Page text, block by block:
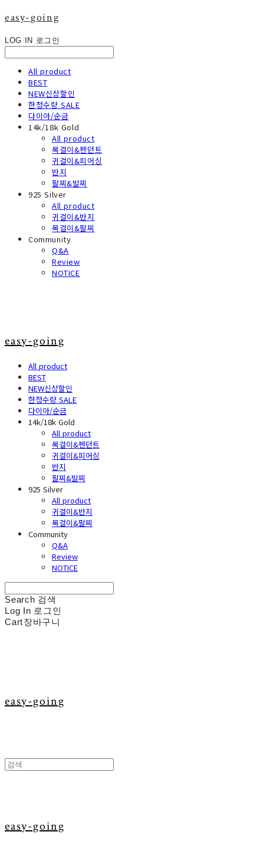
easy-going
LOG IN 로그인
All product
BEST
NEW신상할인
한정수량 SALE
다이아/순금
14k/18k Gold
All product
목걸이&펜던트
귀걸이&피어싱
반지
팔찌&발찌
925 Silver
All product
귀걸이&반지
목걸이&팔찌
Community
Q&A
Review
NOTICE
easy-going
All product
BEST
NEW신상할인
한정수량 SALE
다이아/순금
14k/18k Gold
All product
목걸이&펜던트
귀걸이&피어싱
반지
팔찌&발찌
925 Silver
All product
귀걸이&반지
목걸이&팔찌
Community
Q&A
Review
NOTICE
Search 검색
Log In 로그인
Cart장바구니
easy-going
easy-going